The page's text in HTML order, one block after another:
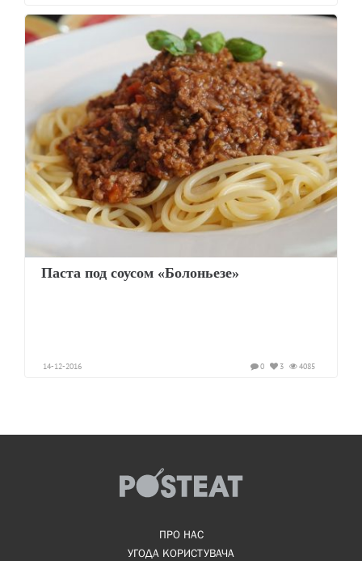
Паста под соусом «Болоньезе»
14-12-2016 4085
3
0
ПРО НАС
УГОДА КОРИСТУВАЧА